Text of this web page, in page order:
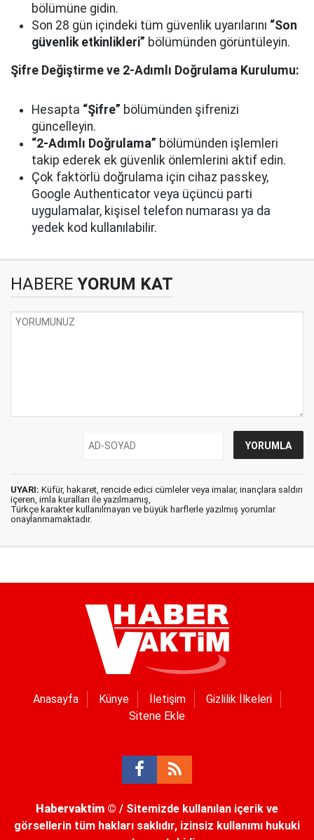
bölümüne gidin.
Son 28 gün içindeki tüm güvenlik uyarılarını “Son
güvenlik etkinlikleri” bölümünden görüntüleyin.
Şifre Değiştirme ve 2-Adımlı Doğrulama Kurulumu:
Hesapta “Şifre” bölümünden şifrenizi
güncelleyin.
“2-Adımlı Doğrulama” bölümünden işlemleri
takip ederek ek güvenlik önlemlerini aktif edin.
Çok faktörlü doğrulama için cihaz passkey,
Google Authenticator veya üçüncü parti
uygulamalar, kişisel telefon numarası ya da
yedek kod kullanılabilir.
HABERE YORUM KAT
UYARI: Küfür, hakaret, rencide edici cümleler veya imalar, inançlara saldırı
içeren, imla kuralları ile yazılmamış,
Türkçe karakter kullanılmayan ve büyük harflerle yazılmış yorumlar
onaylanmamaktadır.
Anasayfa Künye İletişim
Gizlilik İlkeleri
Sitene Ekle
Habervaktim © / Sitemizde kullanılan içerik ve
görsellerin tüm hakları saklıdır, izinsiz kullanımı hukuki